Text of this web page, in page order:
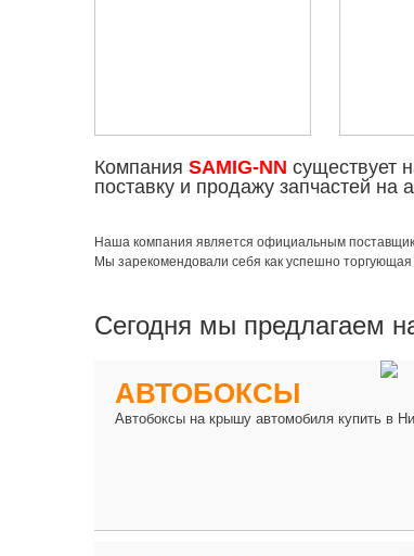
Компания SAMIG-NN существует
поставку и продажу запчастей на
Наша компания является официальным
Мы зарекомендовали себя как успешно
Сегодня мы предлагаем
АВТОБОКСЫ
Автобоксы на крышу автомобиля купить в